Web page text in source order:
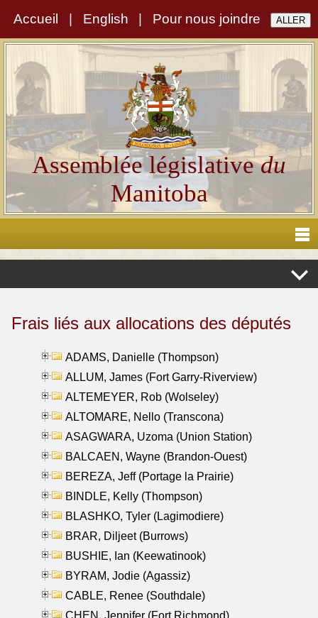
Accueil English Pour nous joindre
Assemblée législativedu
Manitoba
Frais liés aux allocations des députés
ADAMS, Danielle (Thompson)
ALLUM, James (Fort Garry-Riverview)
ALTEMEYER, Rob (Wolseley)
ALTOMARE, Nello (Transcona)
ASAGWARA, Uzoma (Union Station)
BALCAEN, Wayne (Brandon-Ouest)
BEREZA, Jeff (Portage la Prairie)
BINDLE, Kelly (Thompson)
BLASHKO, Tyler (Lagimodiere)
BRAR, Diljeet (Burrows)
BUSHIE, Ian (Keewatinook)
BYRAM, Jodie (Agassiz)
CABLE, Renee (Southdale)
CHEN, Jennifer (Fort Richmond)